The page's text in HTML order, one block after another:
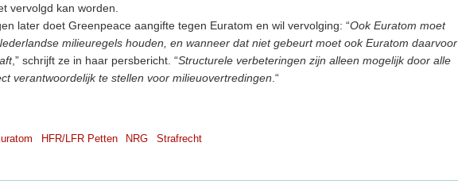
vervolgd kan worden.
later doet Greenpeace aangifte tegen Euratom en wil vervolging: “Ook Euratom moet
milieuregels houden, en wanneer dat niet gebeurt moet ook Euratom daarvoor
,” schrijft ze in haar persbericht. “Structurele verbeteringen zijn alleen mogelijk door alle
verantwoordelijk te stellen voor milieuovertredingen.“
HFR/LFR Petten NRG Strafrecht